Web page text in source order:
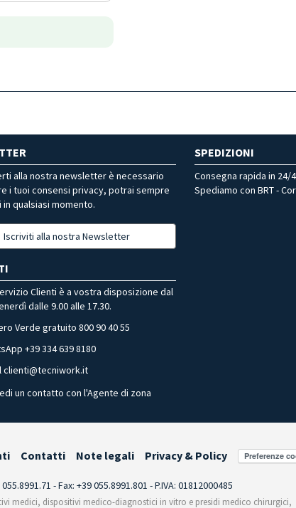
alla nostra newsletter è necessario
i tuoi consensi privacy, potrai sempre
qualsiasi momento.
Iscriviti alla nostra Newsletter
SPEDIZIONI
Consegna rapida in 24/
Spediamo con BRT -
Clienti è a vostra disposizione dal
dalle 9.00 alle 17.30.
Verde gratuito 800 90 40 55
+39 334 639 8180
clienti@tecniwork.it
un contatto con l'Agente di zona
Contatti Note legali Privacy & Policy Preferenze
- Fax: +39 055.8991.801 - P.IVA: 01812000485
medici, dispositivi medico-diagnostici in vitro e presidi medico chirurgici,